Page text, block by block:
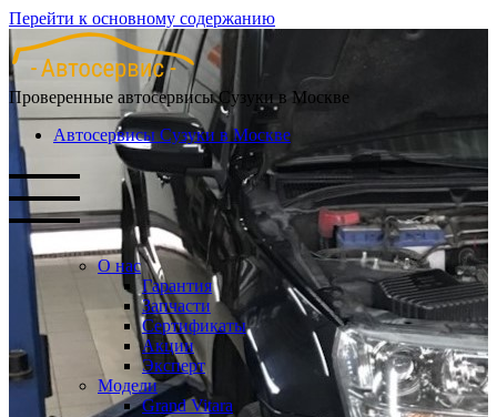
Перейти к основному содержанию
Проверенные автосервисы Сузуки в Москве
Автосервисы Сузуки в Москве
О нас
Гарантия
Запчасти
Сертификаты
Акции
Эксперт
Модели
Grand Vitara